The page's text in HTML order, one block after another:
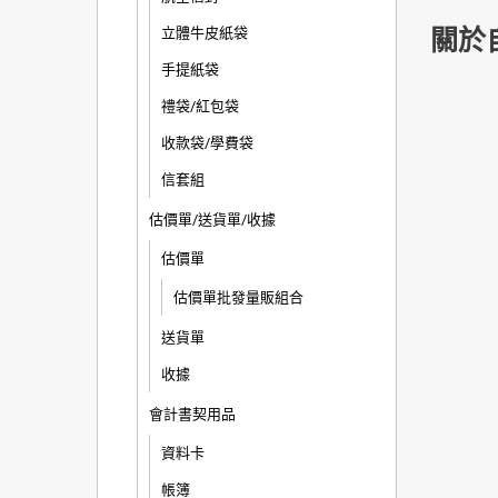
立體牛皮紙袋
手提紙袋
禮袋/紅包袋
收款袋/學費袋
信套組
估價單/送貨單/收據
估價單
估價單批發量販組合
送貨單
收據
會計書契用品
資料卡
帳簿
關於